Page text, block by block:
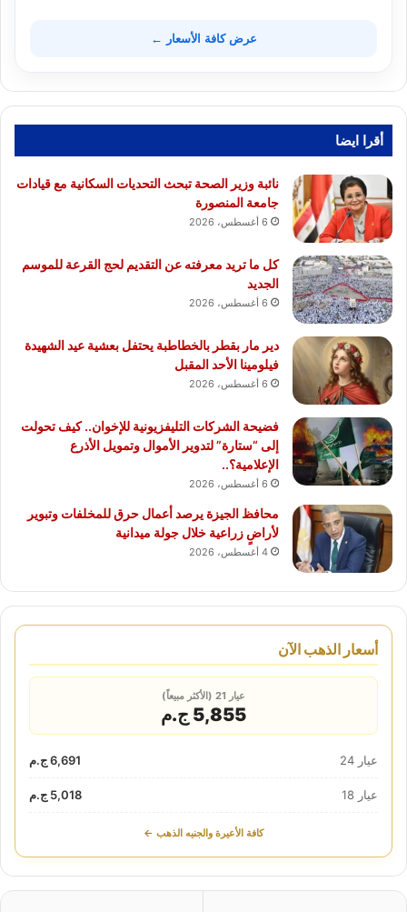
عرض كافة الأسعار ←
أقرا ايضا
نائبة وزير الصحة تبحث التحديات السكانية مع قيادات
جامعة المنصورة
6 أغسطس، 2026
كل ما تريد معرفته عن التقديم لحج القرعة للموسم
الجديد
6 أغسطس، 2026
دير مار بقطر بالخطاطبة يحتفل بعشية عيد الشهيدة
فيلومينا الأحد المقبل
6 أغسطس، 2026
فضيحة الشركات التليفزيونية للإخوان.. كيف تحولت
إلى “ستارة” لتدوير الأموال وتمويل الأذرع
الإعلامية؟..
6 أغسطس، 2026
محافظ الجيزة يرصد أعمال حرق للمخلفات وتبوير
لأراضٍ زراعية خلال جولة ميدانية
4 أغسطس، 2026
أسعار الذهب الآن
عيار 21 (الأكثر مبيعاً)
5,855 ج.م
عيار 24 6,691 ج.م
عيار 18 5,018 ج.م
كافة الأعيرة والجنيه الذهب ←